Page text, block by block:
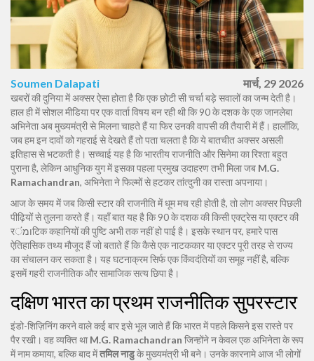
Soumen Dalapati मार्च, 29 2026
खबरों की दुनिया में अक्सर ऐसा होता है कि एक छोटी सी चर्चा बड़े सवालों का जन्म देती है।
हाल ही में सोशल मीडिया पर एक वार्ता विषय बन रही थी कि 90 के दशक के एक जानलेबा
अभिनेता अब मुख्यमंत्री से मिलना चाहते हैं या फिर उनकी वापसी की तैयारी में हैं। हालाँकि,
जब हम इन दावों को गहराई से देखते हैं तो पता चलता है कि ये बातचीत अक्सर असली
इतिहास से भटकती है। सच्चाई यह है कि भारतीय राजनीति और सिनेमा का रिश्ता बहुत
पुराना है, लेकिन आधुनिक युग में इसका पहला प्रमुख उदाहरण तभी मिला जब M.G.
Ramachandran, अभिनेताने फिल्मों से हटकर तांत्दुनी का रास्ता अपनाया।
आज के समय में जब किसी स्टार की राजनीति में धूम मच रही होती है, तो लोग अक्सर पिछली
पीढ़ियों से तुलना करते हैं। यहाँ बात यह है कि 90 के दशक की किसी एक्ट्रेस या एक्टर की
रומंटिक कहानियों की पुष्टि अभी तक नहीं हो पाई है। इसके स्थान पर, हमारे पास
ऐतिहासिक तथ्य मौजूद हैं जो बताते हैं कि कैसे एक नाटककार या एक्टर पूरी तरह से राज्य
का संचालन कर सकता है। यह घटनाक्रम सिर्फ एक किंवदंतियों का समूह नहीं है, बल्कि
इसमें गहरी राजनीतिक और सामाजिक सत्य छिपा है।
दक्षिण भारत का प्रथम राजनीतिक सुपरस्टार
इंडो-शिज़िनिंग करने वाले कई बार इसे भूल जाते हैं कि भारत में पहले किसने इस रास्ते पर
पैर रखी। वह व्यक्ति था M.G. Ramachandran जिन्होंने न केवल एक अभिनेता के रूप
में नाम कमाया, बल्कि बाद मेंतमिल नाडुके मुख्यमंत्री भी बने। उनके कारनामे आज भी लोगों